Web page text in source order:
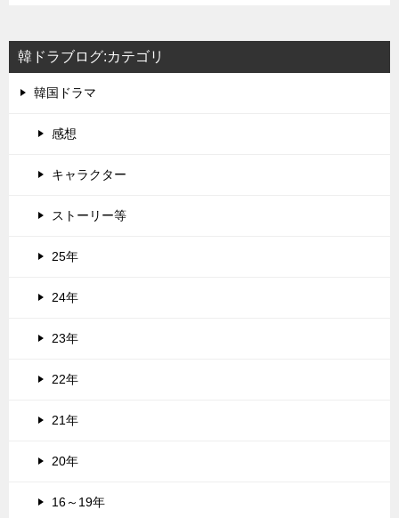
韓ドラブログ:カテゴリ
韓国ドラマ
感想
キャラクター
ストーリー等
25年
24年
23年
22年
21年
20年
16～19年